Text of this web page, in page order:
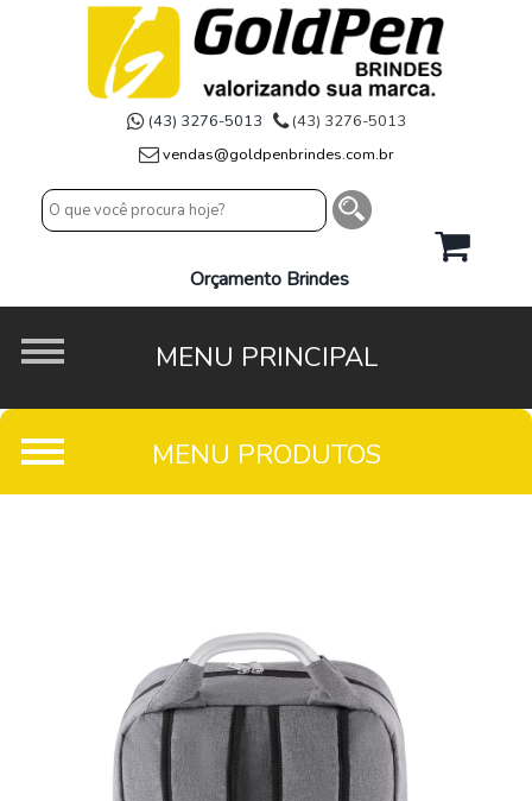
(43) 3276-5013
(43) 3276-5013
vendas@goldpenbrindes.com.br
Orçamento Brindes